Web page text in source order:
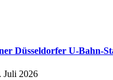
Düsseldorfer U-Bahn-
Juli 2026